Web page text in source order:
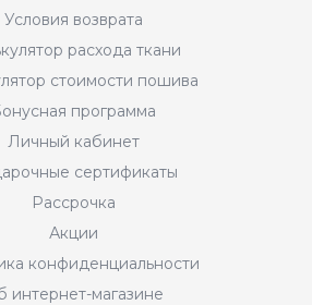
Условия возврата
расхода ткани
стоимости пошива
программа
Личный кабинет
сертификаты
Рассрочка
Акции
конфиденциальности
интернет-магазине